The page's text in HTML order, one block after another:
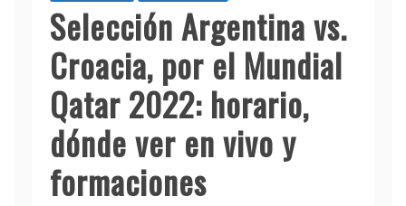
Selección Argentina vs.
Croacia, por el Mundial
Qatar 2022: horario,
dónde ver en vivo y
formaciones